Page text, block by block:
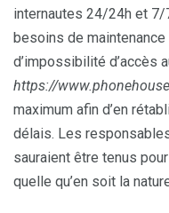
internautes 24/24h et 7/
besoins de maintenance
d’impossibilité d’accès
https://
maximum afin d’en
délais. Les
sauraient être tenus
quelle qu’en soit la